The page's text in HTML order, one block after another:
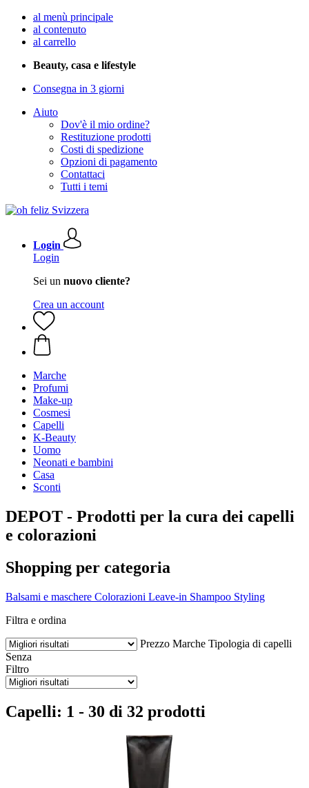
al menù principale
al contenuto
al carrello
Beauty, casa e lifestyle
Consegna in 3 giorni
Aiuto
Dov'è il mio ordine?
Restituzione prodotti
Costi di spedizione
Opzioni di pagamento
Contattaci
Tutti i temi
Login
Login
Sei un nuovo cliente?
Crea un account
Marche
Profumi
Make-up
Cosmesi
Capelli
K-Beauty
Uomo
Neonati e bambini
Casa
Sconti
DEPOT - Prodotti per la cura dei capelli
e colorazioni
Shopping per categoria
Balsami e maschere Colorazioni Leave-in Shampoo Styling
Filtra e ordina
Prezzo Marche Tipologia di capelli
Senza
Filtro
Capelli: 1 - 30 di 32 prodotti